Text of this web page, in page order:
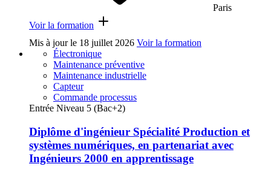
Paris
Voir la formation
Mis à jour le 18 juillet 2026 Voir la formation
Électronique
Maintenance préventive
Maintenance industrielle
Capteur
Commande processus
Entrée Niveau 5 (Bac+2)
Diplôme d'ingénieur Spécialité Production et
systèmes numériques, en partenariat avec
Ingénieurs 2000 en apprentissage